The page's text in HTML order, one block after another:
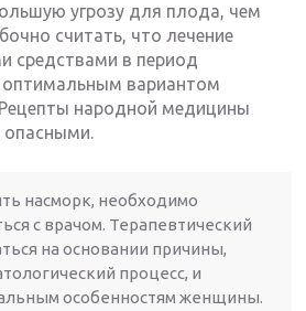
угрозу для плода, чем
считать, что лечение
средствами в период
вариантом
народной медицины
опасными.
насморк, необходимо
с врачом. Терапевтический
на основании причины,
процесс, и
особенностям женщины.